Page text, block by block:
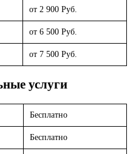
от 2 900 Руб.
от 6 500 Руб.
от 7 500 Руб.
услуги
Бесплатно
Бесплатно